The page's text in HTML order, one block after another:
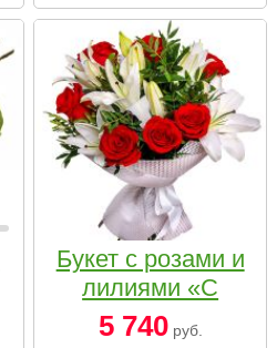
Букет с розами и
лилиями «С
наилучшими
5 740руб.